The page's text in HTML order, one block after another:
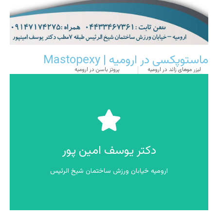
ماستوپکسی در ارومیه | Mastopexy
لیزر موهای زائد در ارومیه پروتز باسن در ارومیه
دکتر یوسف امین پور
ارومیه خیابان ورزش ساختمان شیخ الرئیس
دکتر یوسف امین پور
09147174275
تماس بگیرید